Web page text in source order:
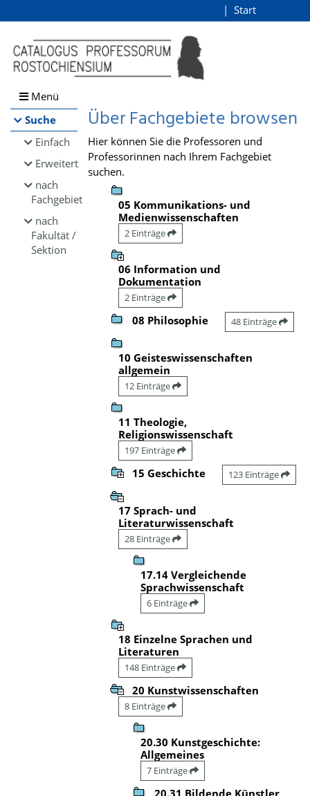
Browsen
direkt zum Inhalt
Start
Menü
Suche
Einfach
Erweitert
nach
Fachgebiet
nach
Fakultät /
Sektion
Über Fachgebiete browsen
Hier können Sie die Professoren und
Professorinnen nach Ihrem Fachgebiet
suchen.
05 Kommunikations- und
Medienwissenschaften
2 Einträge
06 Information und
Dokumentation
2 Einträge
08 Philosophie 48 Einträge
10 Geisteswissenschaften
allgemein
12 Einträge
11 Theologie,
Religionswissenschaft
197 Einträge
15 Geschichte 123 Einträge
17 Sprach- und
Literaturwissenschaft
28 Einträge
17.14 Vergleichende
Sprachwissenschaft
6 Einträge
18 Einzelne Sprachen und
Literaturen
148 Einträge
20 Kunstwissenschaften
8 Einträge
20.30 Kunstgeschichte:
Allgemeines
7 Einträge
20.31 Bildende Künstler